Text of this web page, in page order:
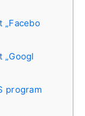
„Facebo
„Googl
program